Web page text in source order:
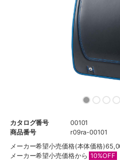
カタログ番号
00101
商品番号
r09ra-00101
メーカー希望小売価格(本体価格
メーカー希望小売価格から 10%OFF